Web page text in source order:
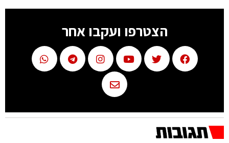
הצטרפו ועקבו אחר